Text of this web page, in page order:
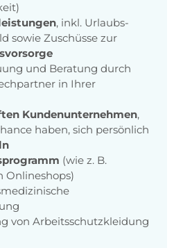
, inkl. Urlaubs-
sowie Zuschüsse zur
und Beratung durch
in Ihrer
Kundenunternehmen,
haben, sich persönlich
(wie z. B.
Onlineshops)
von Arbeitsschutzkleidung